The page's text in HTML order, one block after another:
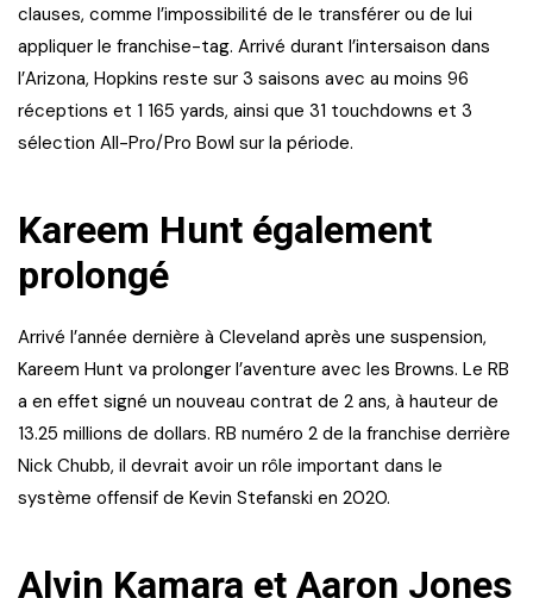
clauses, comme l’impossibilité de le transférer ou de lui
appliquer le franchise-tag. Arrivé durant l’intersaison dans
l’Arizona, Hopkins reste sur 3 saisons avec au moins 96
réceptions et 1 165 yards, ainsi que 31 touchdowns et 3
sélection All-Pro/Pro Bowl sur la période.
Kareem Hunt également
prolongé
Arrivé l’année dernière à Cleveland après une suspension,
Kareem Hunt va prolonger l’aventure avec les Browns. Le RB
a en effet signé un nouveau contrat de 2 ans, à hauteur de
13.25 millions de dollars. RB numéro 2 de la franchise derrière
Nick Chubb, il devrait avoir un rôle important dans le
système offensif de Kevin Stefanski en 2020.
Alvin Kamara et Aaron Jones